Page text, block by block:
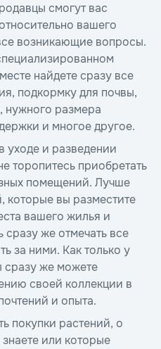
смогут вас
вашего
возникающие вопросы.
найдете сразу все
подкормку для почвы,
нужного размера
и многое другое.
уходе и разведении
торопитесь приобретать
помещений. Лучше
которые вы разместите
вашего жилья и
сразу же отмечать все
за ними. Как только у
сразу же можете
своей коллекции в
и опыта.
покупки растений, о
или которые